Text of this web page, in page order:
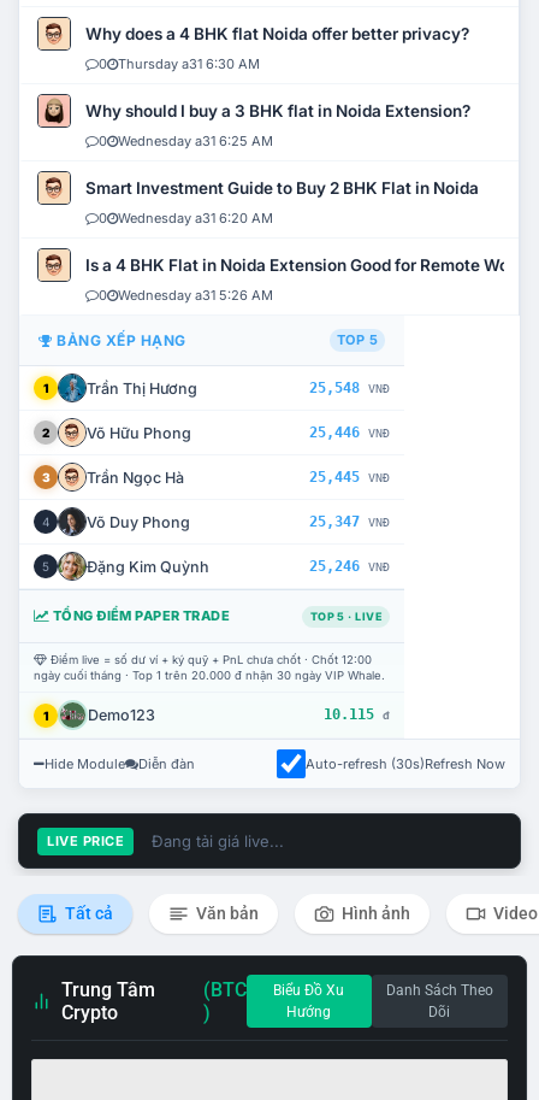
Why does a 4 BHK flat Noida offer better privacy?
0 Thursday a31 6:30 AM
Why should I buy a 3 BHK flat in Noida Extension?
0 Wednesday a31 6:25 AM
Smart Investment Guide to Buy 2 BHK Flat in Noida
0 Wednesday a31 6:20 AM
Is a 4 BHK Flat in Noida Extension Good for Remote Work?
0 Wednesday a31 5:26 AM
BẢNG XẾP HẠNG TOP 5
1 Trần Thị Hương 25,548 VNĐ
2 Võ Hữu Phong 25,446 VNĐ
3 Trần Ngọc Hà 25,445 VNĐ
4 Võ Duy Phong 25,347 VNĐ
5 Đặng Kim Quỳnh 25,246 VNĐ
TỔNG ĐIỂM PAPER TRADE TOP 5 · LIVE
Điểm live = số dư ví + ký quỹ + PnL chưa chốt · Chốt 12:00
ngày cuối tháng · Top 1 trên 20.000 đ nhận 30 ngày VIP Whale.
1 Demo123 10.115 đ
Hide Module Diễn đàn Auto-refresh (30s)Refresh Now
LIVE PRICE Đang tải giá live...
Tất cả Văn bản Hình ảnh Video
Trung Tâm
Crypto
(BTC
)
Biểu Đồ Xu
Hướng
Danh Sách Theo
Dõi